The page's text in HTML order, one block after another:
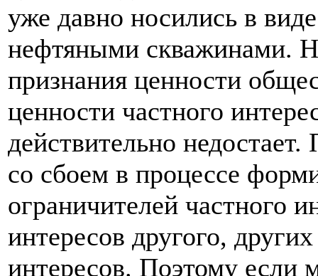
уже давно носились в
нефтяными скважинами.
признания ценности
ценности частного
действительно
со сбоем в процессе
ограничителей частного
интересов другого,
интересов. Поэтому если